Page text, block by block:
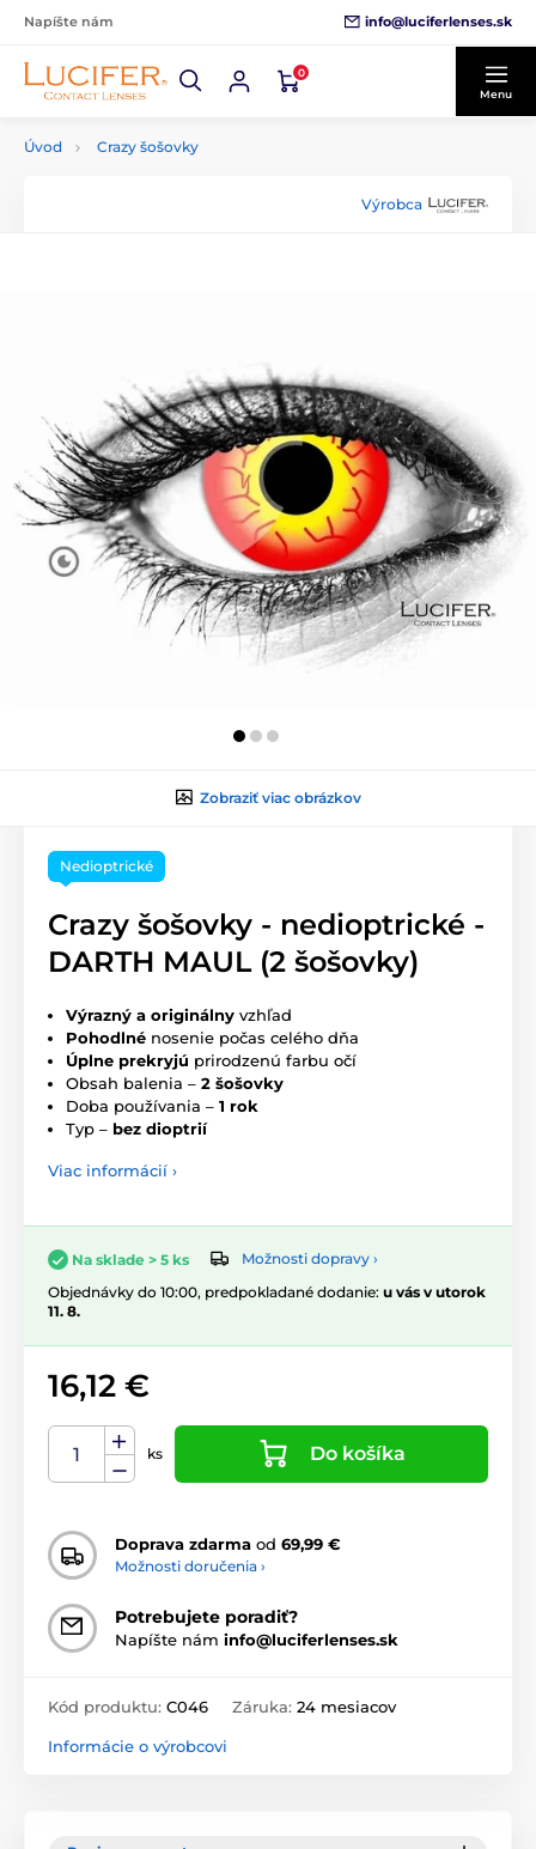
Napíšte nám info@luciferlenses.sk
0
Menu
Úvod Crazy šošovky
Výrobca
Zobraziť viac obrázkov
Nedioptrické
Crazy šošovky - nedioptrické -
DARTH MAUL (2 šošovky)
Výrazný a originálny vzhľad
Pohodlné nosenie počas celého dňa
Úplne prekryjú prirodzenú farbu očí
Obsah balenia – 2 šošovky
Doba používania – 1 rok
Typ – bez dioptrií
Viac informácií ›
Na sklade > 5 ks
Možnosti dopravy ›
Objednávky do 10:00, predpokladané dodanie: u vás v utorok
11. 8.
16,12 €
ks Do košíka
Doprava zdarma od 69,99 €
Možnosti doručenia ›
Potrebujete poradiť?
Napíšte nám info@luciferlenses.sk
Kód produktu: C046 Záruka: 24 mesiacov
Informácie o výrobcovi